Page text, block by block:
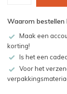
Waarom bestellen
Maak een
korting!
Is het een
Voor het